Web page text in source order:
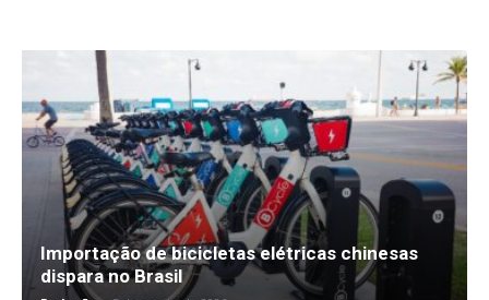
Importação de bicicletas elétricas chinesas
dispara no Brasil